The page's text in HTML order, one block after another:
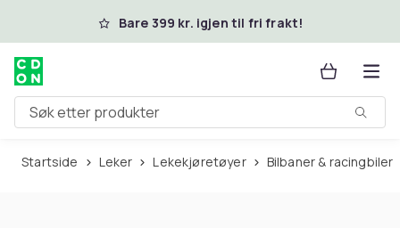
Hopp til hovedinnholdBare 399 kr. igjen til fri frakt!
Søk etter produkter
Startside Leker Lekekjøretøyer Bilbaner & racingbiler